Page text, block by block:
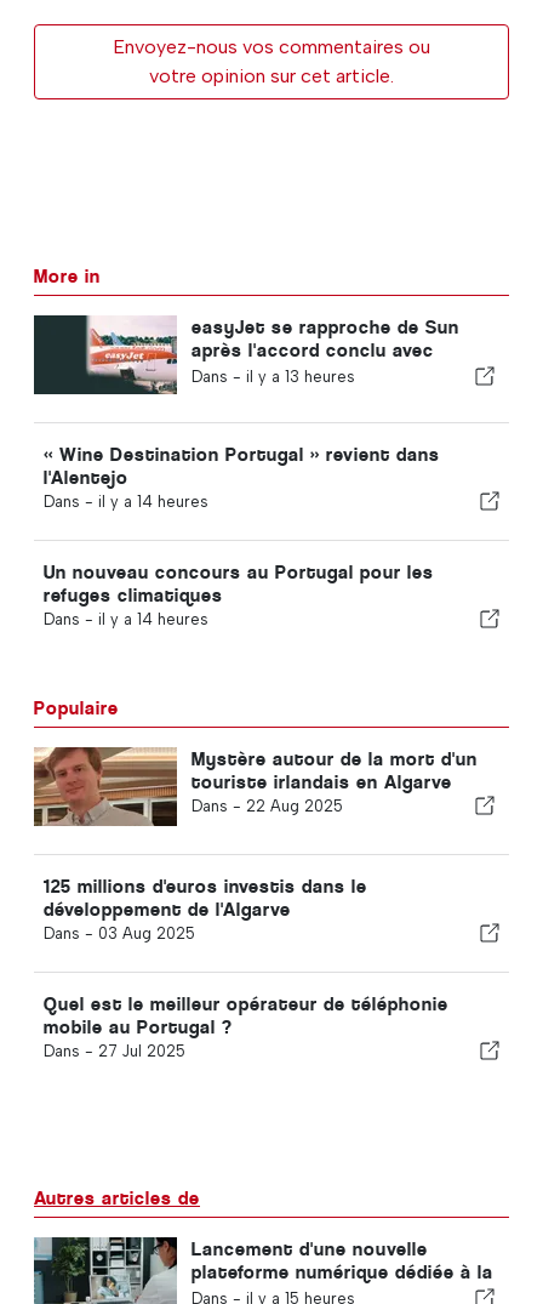
Envoyez-nous vos commentaires ou
votre opinion sur cet article.
More in
easyJet se rapproche de Sun
après l'accord conclu avec
Apollo
Dans - il y a 13 heures
« Wine Destination Portugal » revient dans
l'Alentejo
Dans - il y a 14 heures
Un nouveau concours au Portugal pour les
refuges climatiques
Dans - il y a 14 heures
Populaire
Mystère autour de la mort d'un
touriste irlandais en Algarve
Dans - 22 Aug 2025
125 millions d'euros investis dans le
développement de l'Algarve
Dans - 03 Aug 2025
Quel est le meilleur opérateur de téléphonie
mobile au Portugal ?
Dans - 27 Jul 2025
Autres articles de
Lancement d'une nouvelle
plateforme numérique dédiée à la
santé au Portugal
Dans - il y a 15 heures